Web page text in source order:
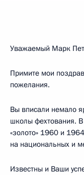
Уважаемый Марк
Примите мои
пожелания.
Вы вписали немало
школы фехтования.
«золото» 1960 и
на национальных и
Известны и Ваши